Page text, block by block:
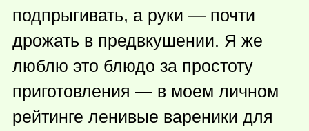
подпрыгивать, а руки — почти
дрожать в предвкушении. Я же
люблю это блюдо за простоту
приготовления — в моем личном
рейтинге ленивые вареники для